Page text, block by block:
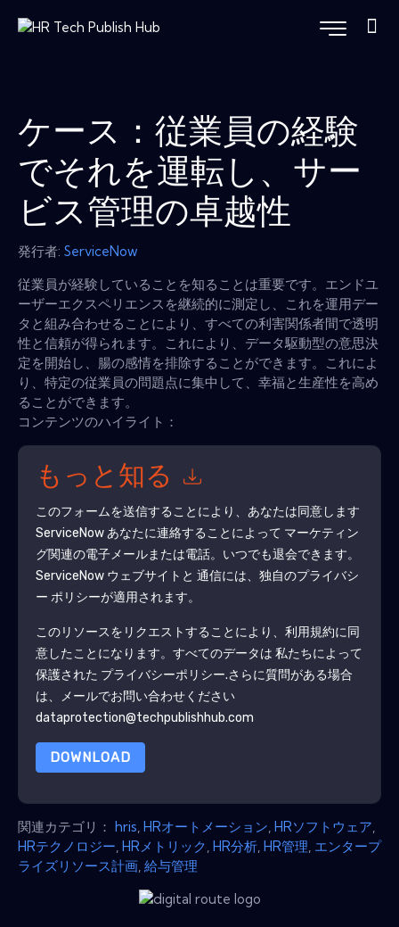
ケース：従業員の経験
でそれを運転し、サー
ビス管理の卓越性
発行者: ServiceNow
従業員が経験していることを知ることは重要です。エンドユ
ーザーエクスペリエンスを継続的に測定し、これを運用デー
タと組み合わせることにより、すべての利害関係者間で透明
性と信頼が得られます。これにより、データ駆動型の意思決
定を開始し、腸の感情を排除することができます。これによ
り、特定の従業員の問題点に集中して、幸福と生産性を高め
ることができます。
コンテンツのハイライト：
もっと知る
このフォームを送信することにより、あなたは同意します
ServiceNowあなたに連絡することによって マーケティン
グ関連の電子メールまたは電話。いつでも退会できます。
ServiceNowウェブサイトと 通信には、独自のプライバシ
ー ポリシーが適用されます。
このリソースをリクエストすることにより、利用規約に同
意したことになります。すべてのデータは 私たちによって
保護された プライバシーポリシー.さらに質問がある場合
は、メールでお問い合わせください
dataprotection@techpublishhub.com
DOWNLOAD
関連カテゴリ： hris HRオートメーション HRソフトウェア
HRテクノロジー HRメトリック HR分析 HR管理 エンタープ
ライズリソース計画 給与管理